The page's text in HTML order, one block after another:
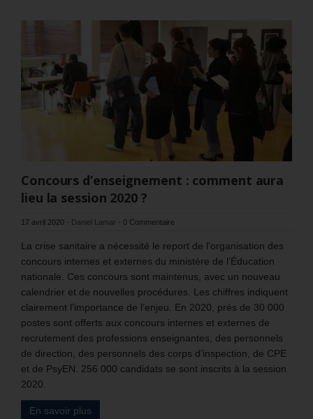
Concours d’enseignement : comment aura
lieu la session 2020 ?
17 avril 2020 - Daniel Lamar - 0 Commentaire
La crise sanitaire a nécessité le report de l’organisation des
concours internes et externes du ministère de l’Éducation
nationale. Ces concours sont maintenus, avec un nouveau
calendrier et de nouvelles procédures. Les chiffres indiquent
clairement l’importance de l’enjeu. En 2020, près de 30 000
postes sont offerts aux concours internes et externes de
recrutement des professions enseignantes, des personnels
de direction, des personnels des corps d’inspection, de CPE
et de PsyEN. 256 000 candidats se sont inscrits à la session
2020.
En savoir plus